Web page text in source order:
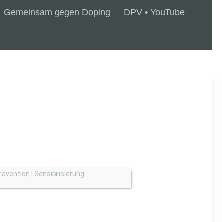
Gemeinsam gegen Doping DPV • YouTube
| Sensibilisierung